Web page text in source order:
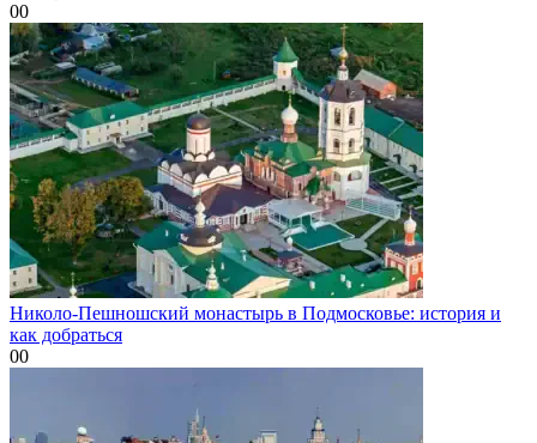
00
Николо-Пешношский монастырь в Подмосковье: история и
как добраться
00